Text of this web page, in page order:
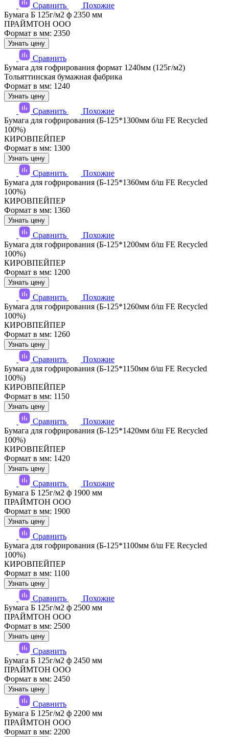
Сравнить
Похожие
Бумага Б 125г/м2 ф 2350 мм
ПРАЙМТОН ООО
Формат в мм: 2350
Узнать цену
Сравнить
Бумага для гофрирования формат 1240мм (125г/м2)
Тольяттинская бумажная фабрика
Формат в мм: 1240
Узнать цену
Сравнить
Похожие
Бумага для гофрирования (Б-125*1300мм б/ш FE Recycled
100%)
КИРОВПЕЙПЕР
Формат в мм: 1300
Узнать цену
Сравнить
Похожие
Бумага для гофрирования (Б-125*1360мм б/ш FE Recycled
100%)
КИРОВПЕЙПЕР
Формат в мм: 1360
Узнать цену
Сравнить
Похожие
Бумага для гофрирования (Б-125*1200мм б/ш FE Recycled
100%)
КИРОВПЕЙПЕР
Формат в мм: 1200
Узнать цену
Сравнить
Похожие
Бумага для гофрирования (Б-125*1260мм б/ш FE Recycled
100%)
КИРОВПЕЙПЕР
Формат в мм: 1260
Узнать цену
Сравнить
Похожие
Бумага для гофрирования (Б-125*1150мм б/ш FE Recycled
100%)
КИРОВПЕЙПЕР
Формат в мм: 1150
Узнать цену
Сравнить
Похожие
Бумага для гофрирования (Б-125*1420мм б/ш FE Recycled
100%)
КИРОВПЕЙПЕР
Формат в мм: 1420
Узнать цену
Сравнить
Похожие
Бумага Б 125г/м2 ф 1900 мм
ПРАЙМТОН ООО
Формат в мм: 1900
Узнать цену
Сравнить
Бумага для гофрирования (Б-125*1100мм б/ш FE Recycled
100%)
КИРОВПЕЙПЕР
Формат в мм: 1100
Узнать цену
Сравнить
Похожие
Бумага Б 125г/м2 ф 2500 мм
ПРАЙМТОН ООО
Формат в мм: 2500
Узнать цену
Сравнить
Бумага Б 125г/м2 ф 2450 мм
ПРАЙМТОН ООО
Формат в мм: 2450
Узнать цену
Сравнить
Бумага Б 125г/м2 ф 2200 мм
ПРАЙМТОН ООО
Формат в мм: 2200